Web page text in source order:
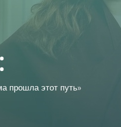
прошла этот путь»